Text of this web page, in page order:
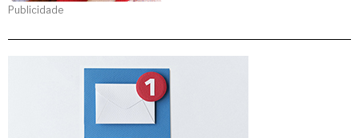
Publicidade